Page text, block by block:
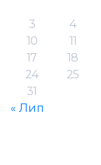
3
4
10
11
17
18
24
25
31
« Лип